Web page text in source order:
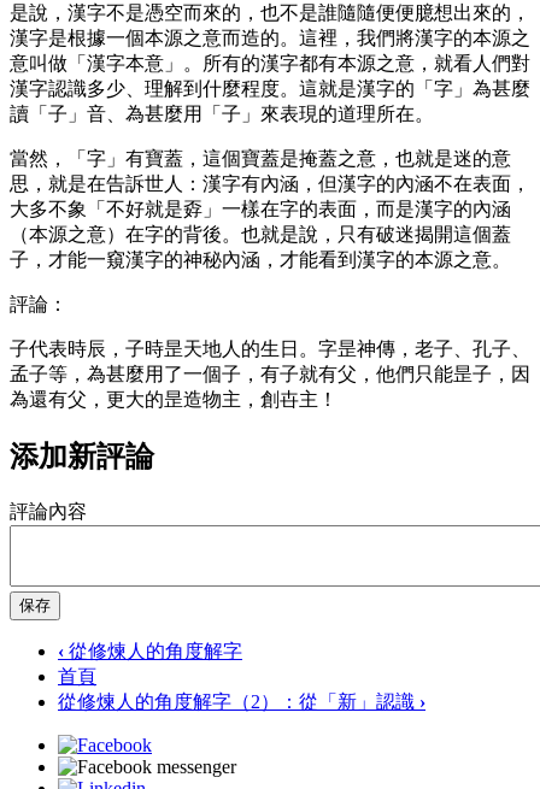
是說，漢字不是憑空而來的，也不是誰隨隨便便臆想出來的，
漢字是根據一個本源之意而造的。這裡，我們將漢字的本源之
意叫做「漢字本意」。所有的漢字都有本源之意，就看人們對
漢字認識多少、理解到什麼程度。這就是漢字的「字」為甚麼
讀「子」音、為甚麼用「子」來表現的道理所在。
當然，「字」有寶蓋，這個寶蓋是掩蓋之意，也就是迷的意
思，就是在告訴世人：漢字有內涵，但漢字的內涵不在表面，
大多不象「不好就是孬」一樣在字的表面，而是漢字的內涵
（本源之意）在字的背後。也就是說，只有破迷揭開這個蓋
子，才能一窺漢字的神秘內涵，才能看到漢字的本源之意。
評論：
子代表時辰，子時昰天地人的生日。字昰神傳，老子、孔子、
孟子等，為甚麼用了一個子，有子就有父，他們只能昰子，因
為還有父，更大的昰造物主，創卋主！
添加新評論
評論內容
保存
‹ 從修煉人的角度解字
首頁
從修煉人的角度解字（2）：從「新」認識 ›